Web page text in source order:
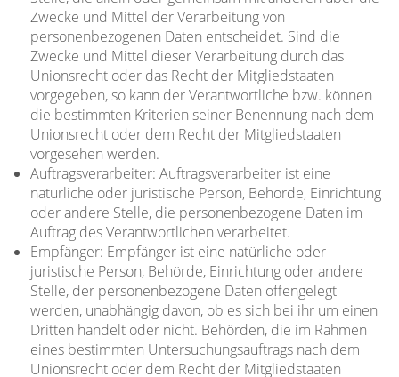
Zwecke und Mittel der Verarbeitung von
personenbezogenen Daten entscheidet. Sind die
Zwecke und Mittel dieser Verarbeitung durch das
Unionsrecht oder das Recht der Mitgliedstaaten
vorgegeben, so kann der Verantwortliche bzw. können
die bestimmten Kriterien seiner Benennung nach dem
Unionsrecht oder dem Recht der Mitgliedstaaten
vorgesehen werden.
Auftragsverarbeiter: Auftragsverarbeiter ist eine
natürliche oder juristische Person, Behörde, Einrichtung
oder andere Stelle, die personenbezogene Daten im
Auftrag des Verantwortlichen verarbeitet.
Empfänger: Empfänger ist eine natürliche oder
juristische Person, Behörde, Einrichtung oder andere
Stelle, der personenbezogene Daten offengelegt
werden, unabhängig davon, ob es sich bei ihr um einen
Dritten handelt oder nicht. Behörden, die im Rahmen
eines bestimmten Untersuchungsauftrags nach dem
Unionsrecht oder dem Recht der Mitgliedstaaten